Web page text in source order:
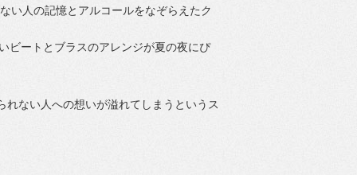
い人の記憶とアルコールをなぞらえたク
ビートとブラスのアレンジが夏の夜にぴ
ない人への想いが溢れてしまうというス